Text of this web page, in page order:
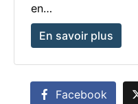
en…
En savoir plus
Facebook